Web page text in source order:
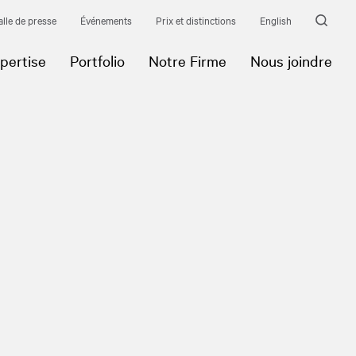
de presse Événements Prix et distinctions English
Portfolio Notre Firme Nous joindre